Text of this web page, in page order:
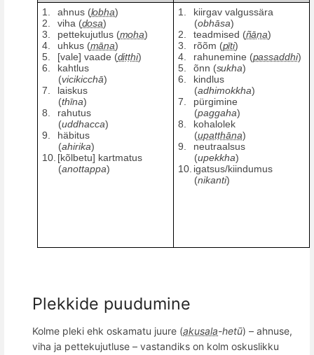
1. ahnus (lobha)
2.
viha (dosa)
3.
pettekujutlus (moha)
4.
uhkus (māna)
5.
[vale] vaade (diṭṭhi)
6.
kahtlus
(vicikicchā)
7.
laiskus
(thīna)
8.
rahutus
(uddhacca)
9.
häbitus
(ahirika)
10. [kõlbetu] kartmatus
(anottappa)
1.
kiirgav valgussära
(obhāsa)
2.
teadmised (ñāṇa)
3.
rõõm (pīti)
4.
rahunemine (passaddhi)
5.
õnn (sukha)
6.
kindlus
(adhimokkha)
7.
pürgimine
(paggaha)
8.
kohalolek
(upaṭṭhāna)
9.
neutraalsus
(upekkha)
10. igatsus/kiindumus
(nikanti)
Plekkide puudumine
Kolme pleki ehk oskamatu juure (akusala-hetū) – ahnuse,
viha ja pettekujutluse – vastandiks on kolm oskuslikku